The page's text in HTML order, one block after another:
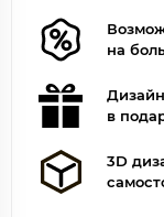
на
в
3D